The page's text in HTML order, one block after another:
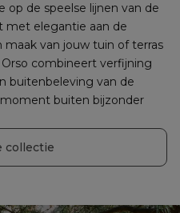
de speelse lijnen van de
met elegantie aan de
maak van jouw tuin of terras
combineert verfijning
buitenbeleving van de
buiten bijzonder
collectie